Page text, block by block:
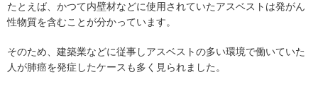
たとえば、かつて内壁材などに使用されていたアスベストは発がん
性物質を含むことが分かっています。
そのため、建築業などに従事しアスベストの多い環境で働いていた
人が肺癌を発症したケースも多く見られました。